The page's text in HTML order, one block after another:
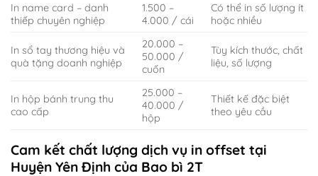
In name card – danh
thiếp chuyên nghiệp
1.500 –
4.000 / cái
Có thể in số lượng ít
hoặc nhiều
In sổ tay thương hiệu và
quà tặng doanh nghiệp
20.000 –
50.000 /
cuốn
Tùy kích thước, chất
liệu, số lượng
In hộp bánh trung thu
cao cấp
25.000 –
40.000 /
hộp
Thiết kế đặc biệt
theo yêu cầu
Cam kết chất lượng dịch vụ in offset tại
Huyện Yên Định của Bao bì 2T